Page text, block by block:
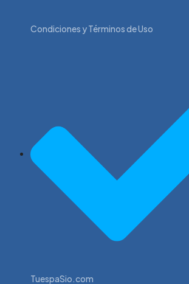
Condiciones y Términos de Uso
TuespaSio.com